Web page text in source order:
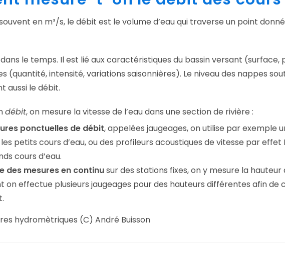
en m³/s, le débit est le volume d’eau qui traverse un point
le temps. Il est lié aux caractéristiques du bassin versant
(quantité, intensité, variations saisonnières). Le niveau des nappes
aussi le débit.
débit, on mesure la vitesse de l’eau dans une section de rivière :
ponctuelles de débit, appelées jaugeages, on utilise par
petits cours d’eau, ou des profileurs acoustiques de vitesse par
cours d’eau.
des mesures en continusur des stations fixes, on y mesure la
on effectue plusieurs jaugeages pour des hauteurs différentes afin
hydromètriques (C) André Buisson